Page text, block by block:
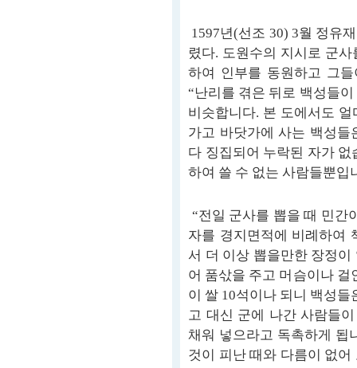
1597년(선조 30) 3월 정유
렸다. 도원수의 지시로 군
하여 인부를 동원하고 그
“난리를 겪은 뒤로 백성들
비슷합니다. 본 도에서도
가고 바닷가에 사는 백성
다 징집되어 누락된 자가
하여 쓸 수 없는 사람들뿐입
“전일 군사를 뽑을 때 민간
자를 경지면적에 비례하여
서 더 이상 뽑을만한 장정
어 품삯을 주고 머슴이나 걸
이 쌀 10석이나 되니 백성
고 대신 군에 나간 사람들
채워 넣으라고 독촉하게 됩
것이 피난 때와 다름이 없